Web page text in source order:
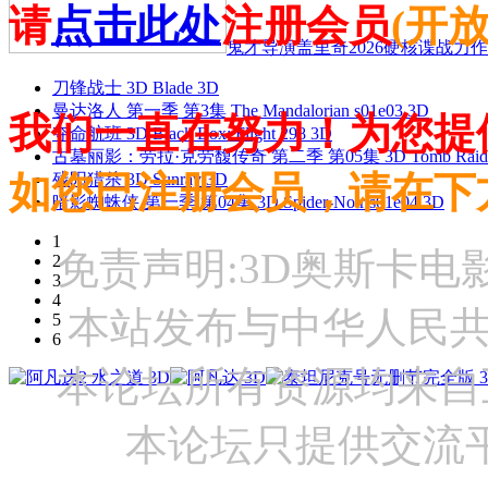
鬼才导演盖里奇2026硬核谍战力
刀锋战士 3D Blade 3D
曼达洛人 第一季 第3集 The Mandalorian s01e03 3D
夺命航班 3D Black Box: Flight 298 3D
古墓丽影：劳拉·克劳馥传奇 第二季 第05集 3D Tomb
残阳猎杀 3D Sunray 3D
暗影蜘蛛侠 第一季 第04集 3D Spider-Noir s01e04 3D
1
2
3
4
5
6
请点击此处注册会员(开
我们一直在努力！为您
如您已注册会员，请在
免责声明:3D奥斯卡电
本站发布与中华人民
本论坛所有资源均来
本论坛只提供交流